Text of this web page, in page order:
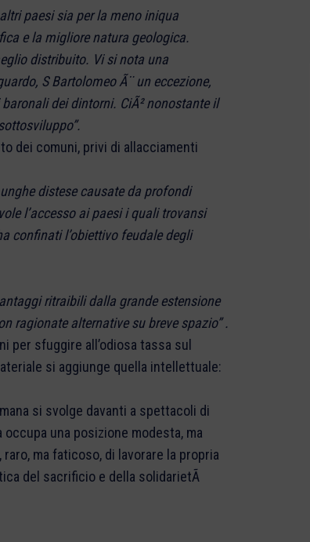
paesi sia per la meno iniqua
e la migliore natura geologica.
distribuito. Vi si nota una
S Bartolomeo Ã¨ un eccezione,
dei dintorni. CiÃ² nonostante il
dei comuni, privi di allacciamenti
distese causate da profondi
l’accesso ai paesi i quali trovansi
confinati l’obiettivo feudale degli
ritraibili dalla grande estensione
ragionate alternative su breve spazio” .
per sfuggire all’odiosa tassa sul
si aggiunge quella intellettuale:
si svolge davanti a spettacoli di
una posizione modesta, ma
ma faticoso, di lavorare la propria
del sacrificio e della solidarietÃ